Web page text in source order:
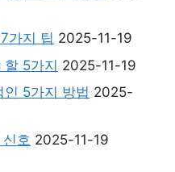
가지 팁 2025-11-19
할 5가지 2025-11-19
5가지 방법 2025-
호 2025-11-19